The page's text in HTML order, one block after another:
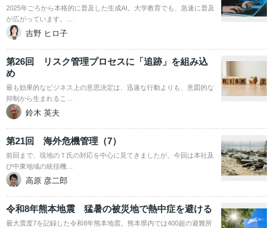
2025年ごろから本格的に普及した生成AI。大学教育でも、急速に普及
が広がっています。…
吉野 ヒロ子
第26回 リスク管理プロセスに「追跡」を組み込
め
最も効果的なビジネス上の意思決定は、迅速な行動よりも、意図的な
抑制から生まれるこ…
鈴木 英夫
第21回 海外危機管理（7）
前回まで、現地のＴ氏の対応を中心に見てきましたが、今回は本社及
び中東地域の統括機…
高原 彦二郎
令和8年熊本地震 猛暑の被災地で熱中症を避ける
最大震度7を記録した令和8年熊本地震。熊本県内では400超の避難所